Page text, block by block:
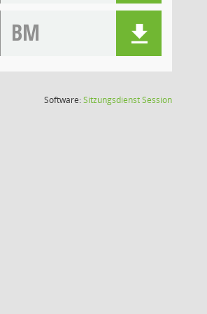
BM
Software:SitzungsdienstSession(Wird in